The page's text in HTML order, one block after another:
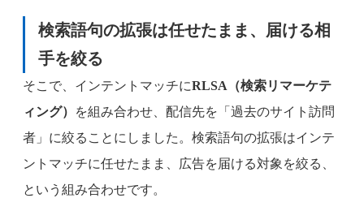
検索語句の拡張は任せたまま、届ける相
手を絞る
そこで、インテントマッチにRLSA（検索リマーケテ
ィング）
を組み合わせ、配信先を「過去のサイト訪問
者」に絞ることにしました。検索語句の拡張はインテ
ントマッチに任せたまま、広告を届ける対象を絞る、
という組み合わせです。